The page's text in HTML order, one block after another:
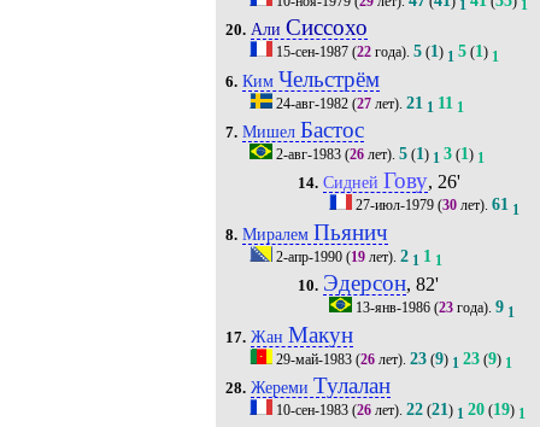
1
1
20. Али Сиссохо
15-сен-1987(22года). 5(1) 1 5(1) 1
6. Ким Чельстрём
24-авг-1982(27лет). 21 1 11 1
7. Мишел Бастос
2-авг-1983(26лет). 5(1) 1 3(1) 1
14. Сидней Гову, 26'
27-июл-1979 (30 лет).61 1
8. Миралем Пьянич
2-апр-1990(19лет). 2 1 1 1
10. Эдерсон, 82'
13-янв-1986 (23 года).9 1
17. Жан Макун
29-май-1983(26лет). 23(9) 1 23(9) 1
28. Жереми Тулалан
10-сен-1983(26лет). 22(21) 1 20(19) 1